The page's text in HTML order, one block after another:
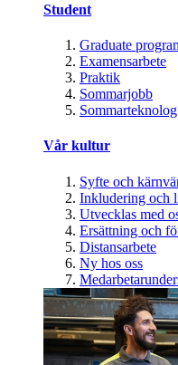
Student
Graduate
Examensarbete
Praktik
Sommarjobb
Sommarteknolog
Vår kultur
Syfte och
Inkludering och
Utvecklas med
Ersättning och
Distansarbete
Ny hos oss